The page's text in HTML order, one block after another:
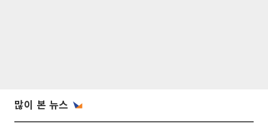
많이 본 뉴스